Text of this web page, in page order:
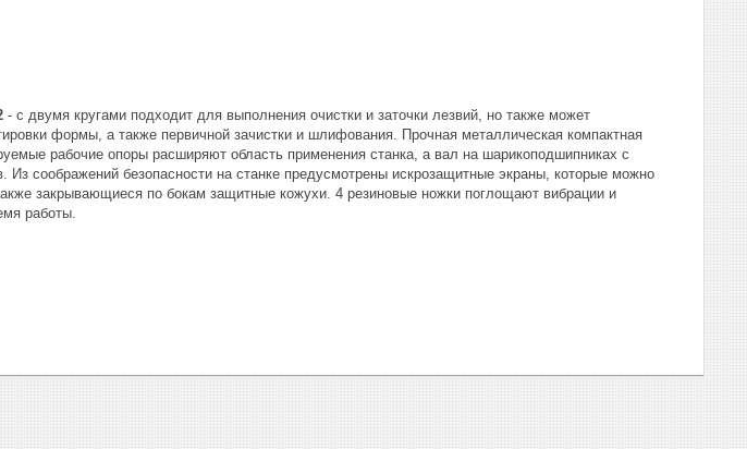
- с двумя кругами подходит для выполнения очистки и заточки лезвий, но также может
формы, а также первичной зачистки и шлифования. Прочная металлическая компактная
рабочие опоры расширяют область применения станка, а вал на шарикоподшипниках с
соображений безопасности на станке предусмотрены искрозащитные экраны, которые можно
закрывающиеся по бокам защитные кожухи. 4 резиновые ножки поглощают вибрации и
работы.